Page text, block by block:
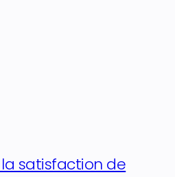
la satisfaction de